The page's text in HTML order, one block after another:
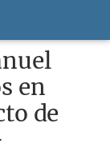
en
de